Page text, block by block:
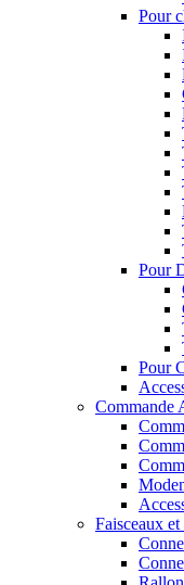
Pour
Pour
Pour
Commande
Faisceaux